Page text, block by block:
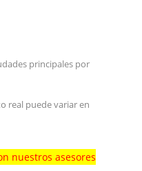
principales por
real puede variar en
nuestros asesores